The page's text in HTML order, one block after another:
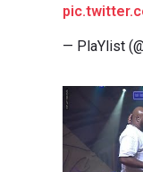
— PlaYlist